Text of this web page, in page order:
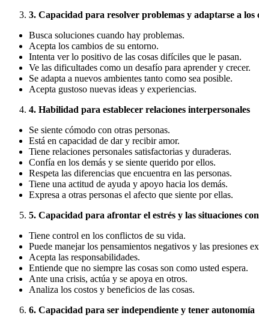
3. Capacidad para resolver problemas y adaptarse a los
Busca soluciones cuando hay problemas.
Acepta los cambios de su entorno.
Intenta ver lo positivo de las cosas difíciles que le pasan.
Ve las dificultades como un desafío para aprender y crecer.
Se adapta a nuevos ambientes tanto como sea posible.
Acepta gustoso nuevas ideas y experiencias.
4. Habilidad para establecer relaciones interpersonales
Se siente cómodo con otras personas.
Está en capacidad de dar y recibir amor.
Tiene relaciones personales satisfactorias y duraderas.
Confía en los demás y se siente querido por ellos.
Respeta las diferencias que encuentra en las personas.
Tiene una actitud de ayuda y apoyo hacia los demás.
Expresa a otras personas el afecto que siente por ellas.
5. Capacidad para afrontar el estrés y las situaciones
Tiene control en los conflictos de su vida.
Puede manejar los pensamientos negativos y las presiones
Acepta las responsabilidades.
Entiende que no siempre las cosas son como usted espera.
Ante una crisis, actúa y se apoya en otros.
Analiza los costos y beneficios de las cosas.
6. Capacidad para ser independiente y tener autonomía